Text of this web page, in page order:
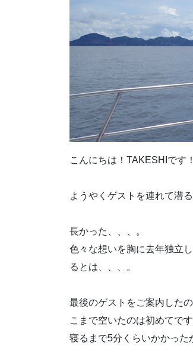
こんにちは！TAKESHIです！
ようやくゲストを連れて潜
長かった、、、。
色々な想いを胸に去年独立
るとは、、、。
最後のゲストをご案内した
こまで空いたのは初めてで
寝るまで5分くらいかかった